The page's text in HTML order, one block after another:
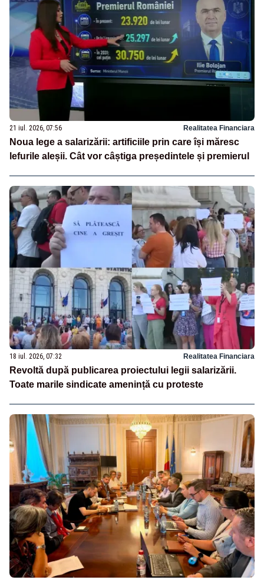
21 iul. 2026, 07:56 Realitatea Financiara
Noua lege a salarizării: artificiile prin care își măresc
lefurile aleșii. Cât vor câștiga președintele și premierul
18 iul. 2026, 07:32 Realitatea Financiara
Revoltă după publicarea proiectului legii salarizării.
Toate marile sindicate amenință cu proteste